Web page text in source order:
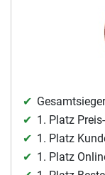
1. Platz
1. Platz
1. Platz